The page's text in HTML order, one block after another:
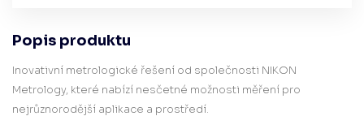
Popis produktu
Inovativní metrologické řešení od společnosti NIKON
Metrology, které nabízí nesčetné možnosti měření pro
nejrůznorodější aplikace a prostředí.